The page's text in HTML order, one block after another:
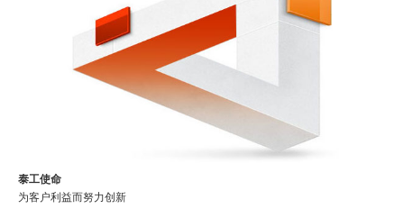
泰工使命
为客户利益而努力创新